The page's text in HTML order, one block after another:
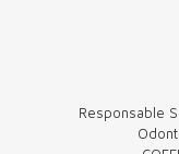
Responsable